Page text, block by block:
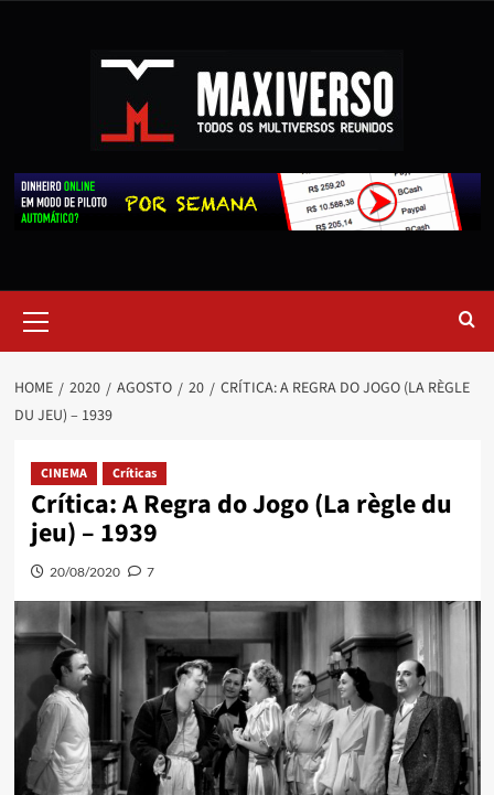
HOME 2020 AGOSTO 20
CRÍTICA: A REGRA DO JOGO (LA RÈGLE
DU JEU) – 1939
CINEMA Críticas
Crítica: A Regra do Jogo (La règle du
jeu) – 1939
20/08/2020 7